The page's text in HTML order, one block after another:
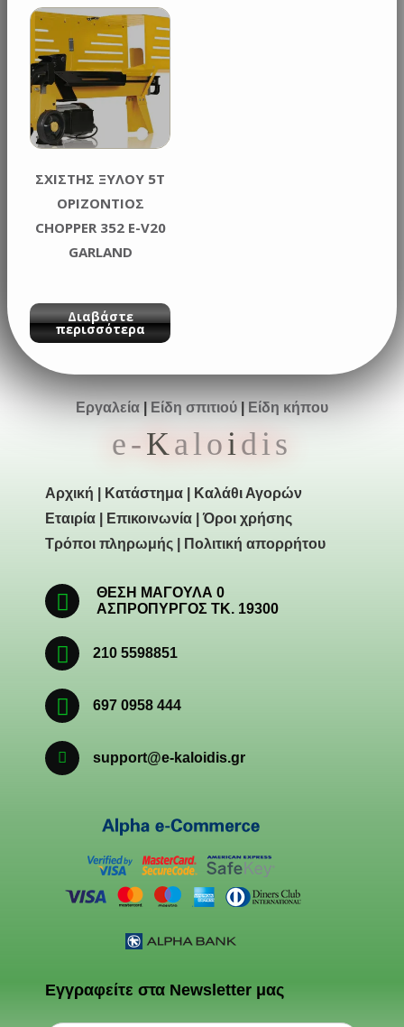
ΣΧΙΣΤΗΣ ΞΥΛΟΥ 5Τ
ΟΡΙΖΟΝΤΙΟΣ
CHOPPER 352 E-V20
GARLAND
Διαβάστε
περισσότερα
Εργαλεία Είδη σπιτιού Είδη κήπου
e-Kaloidis
Αρχική Κατάστημα
Καλάθι Αγορών
Εταιρία
Επικοινωνία |Όροι χρήσης
Τρόποι πληρωμής
Πολιτική απορρήτου
ΘΕΣΗ ΜΑΓΟΥΛΑ 0
ΑΣΠΡΟΠΥΡΓΟΣ ΤΚ. 19300
210 5598851
697 0958 444
support@e-kaloidis.gr
Εγγραφείτε στα Newsletter μας